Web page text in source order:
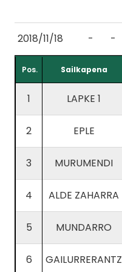
2018/11/18 - -
Pos. Sailkapena
1 LAPKE 1
2 EPLE
3 MURUMENDI
4 ALDE ZAHARRA
5 MUNDARRO
6 GAILURRERANTZ